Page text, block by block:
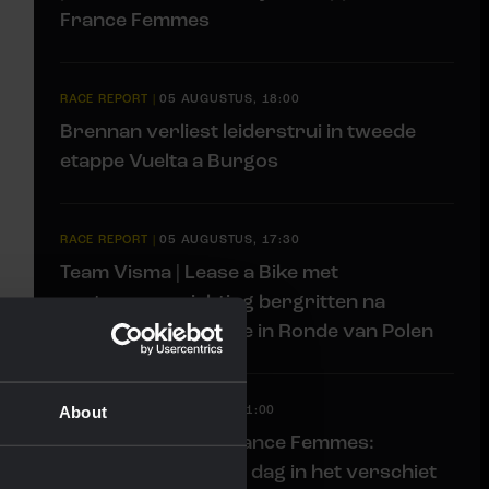
About
France Femmes
RACE REPORT |05 AUGUSTUS, 18:00
Brennan verliest leiderstrui in tweede
etappe Vuelta a Burgos
RACE REPORT |05 AUGUSTUS, 17:30
Team Visma | Lease a Bike met
vertrouwen richting bergritten na
nieuwe sprintetappe in Ronde van Polen
LIVEBLOG 05 AUGUSTUS, 11:00
Liveblog Tour de France Femmes:
Opnieuw een lastige dag in het verschiet